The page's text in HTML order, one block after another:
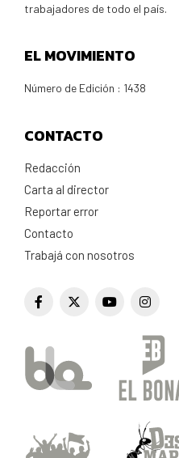
trabajadores de todo el país.
EL MOVIMIENTO
Número de Edición : 1438
CONTACTO
Redacción
Carta al director
Reportar error
Contacto
Trabajá con nosotros